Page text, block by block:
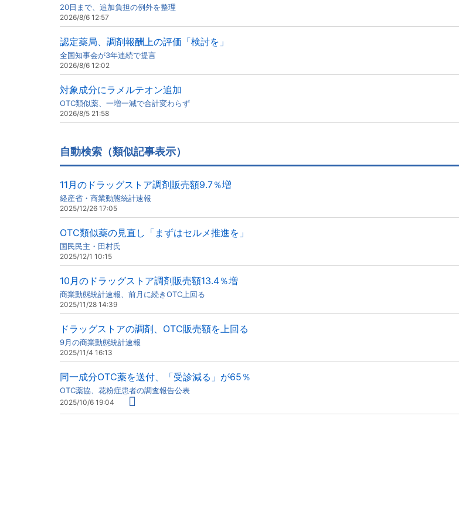
20日まで、追加負担の例外を整理
2026/8/6 12:57
認定薬局、調剤報酬上の評価「検討を」
全国知事会が3年連続で提言
2026/8/6 12:02
対象成分にラメルテオン追加
OTC類似薬、一増一減で合計変わらず
2026/8/5 21:58
自動検索（類似記事表示）
11月のドラッグストア調剤販売額9.7％増
経産省・商業動態統計速報
2025/12/26 17:05
OTC類似薬の見直し「まずはセルメ推進を」
国民民主・田村氏
2025/12/1 10:15
10月のドラッグストア調剤販売額13.4％増
商業動態統計速報、前月に続きOTC上回る
2025/11/28 14:39
ドラッグストアの調剤、OTC販売額を上回る
9月の商業動態統計速報
2025/11/4 16:13
同一成分OTC薬を送付、「受診減る」が65％
OTC薬協、花粉症患者の調査報告公表
2025/10/6 19:04